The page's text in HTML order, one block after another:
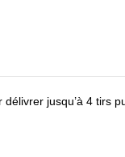
jusqu’à 4 tirs